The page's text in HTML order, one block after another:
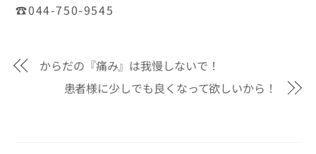
☎044-750-9545
からだの『痛み』は我慢しないで！
患者様に少しでも良くなって欲しいから！